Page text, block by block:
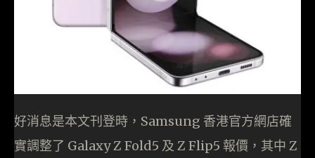
好消息是本文刊登時，Samsung 香港官方網店確
實調整了 Galaxy Z Fold5 及 Z Flip5 報價，其中 Z